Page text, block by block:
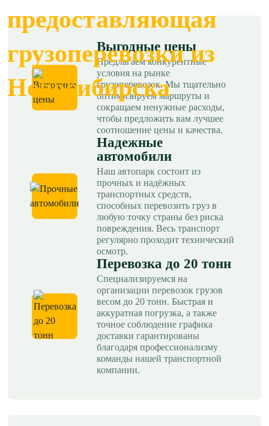
предоставляющая
грузоперевозки из
Новосибирска
Выгодные цены
Предлагаем конкурентные
условия на рынке
грузоперевозок. Мы тщательно
оптимизируем маршруты и
сокращаем ненужные расходы,
чтобы предложить вам лучшее
соотношение цены и качества.
Надежные
автомобили
Наш автопарк состоит из
прочных и надёжных
транспортных средств,
способных перевозить груз в
любую точку страны без риска
повреждения. Весь транспорт
регулярно проходит технический
осмотр.
Перевозка до 20 тонн
Специализируемся на
организации перевозок грузов
весом до 20 тонн. Быстрая и
аккуратная погрузка, а также
точное соблюдение графика
доставки гарантированы
благодаря профессионализму
команды нашей транспортной
компании.